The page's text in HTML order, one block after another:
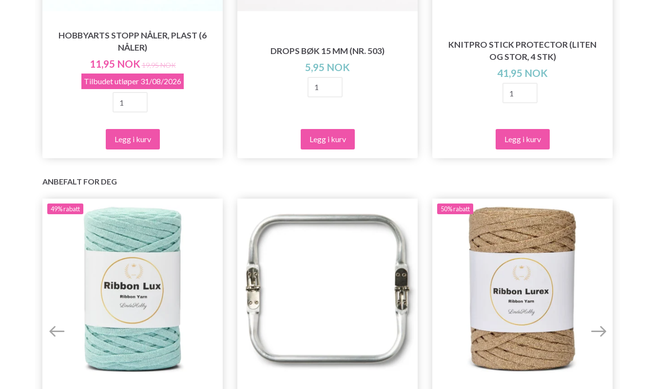
HOBBYARTS STOPP NÅLER, PLAST (6
NÅLER)
11,95 NOK 19,95 NOK
Tilbudet utløper 31/08/2026
Legg i kurv
DROPS BØK 15 MM (NR. 503)
5,95 NOK
Legg i kurv
KNITPRO STICK PROTECTOR (LITEN
OG STOR, 4 STK)
41,95 NOK
Legg i kurv
ANBEFALT FOR DEG
49%rabatt 50%rabatt